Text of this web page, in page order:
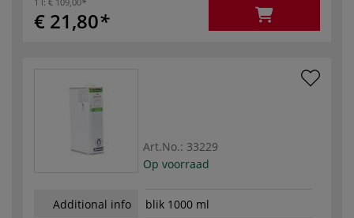
€ 21,80
Art.No.: 33229
Op voorraad
Additional info
blik 1000 ml